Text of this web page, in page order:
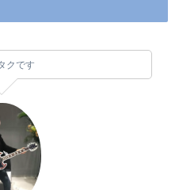
クです